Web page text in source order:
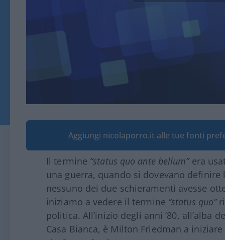
Aggiungi nicolaporro.it alle tue fonti
Il termine “status quo ante bellum”era
una guerra, quando si dovevano
nessuno dei due schieramenti avesse
iniziamo a vedere il termine “status quo”
politica. All’inizio degli anni ’80, all’alba
Casa Bianca, è Milton Friedman a